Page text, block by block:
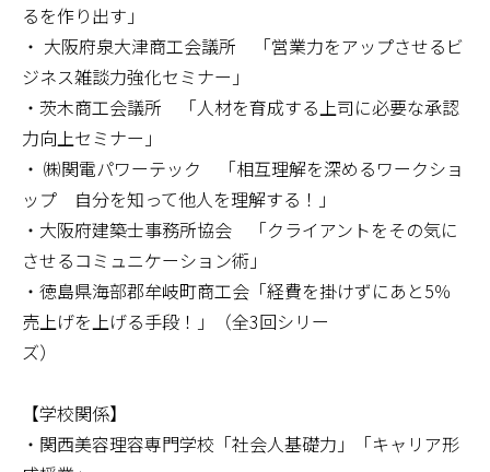
るを作り出す」
・ 大阪府泉大津商工会議所 「営業力をアップさせるビ
ジネス雑談力強化セミナー」
・茨木商工会議所 「人材を育成する上司に必要な承認
力向上セミナー」
・ ㈱関電パワーテック 「相互理解を深めるワークショ
ップ 自分を知って他人を理解する！」
・大阪府建築士事務所協会 「クライアントをその気に
させるコミュニケーション術」
・徳島県海部郡牟岐町商工会「経費を掛けずにあと5％
売上げを上げる手段！」（全3回シリー
ズ）
【学校関係】
・関西美容理容専門学校「社会人基礎力」「キャリア形